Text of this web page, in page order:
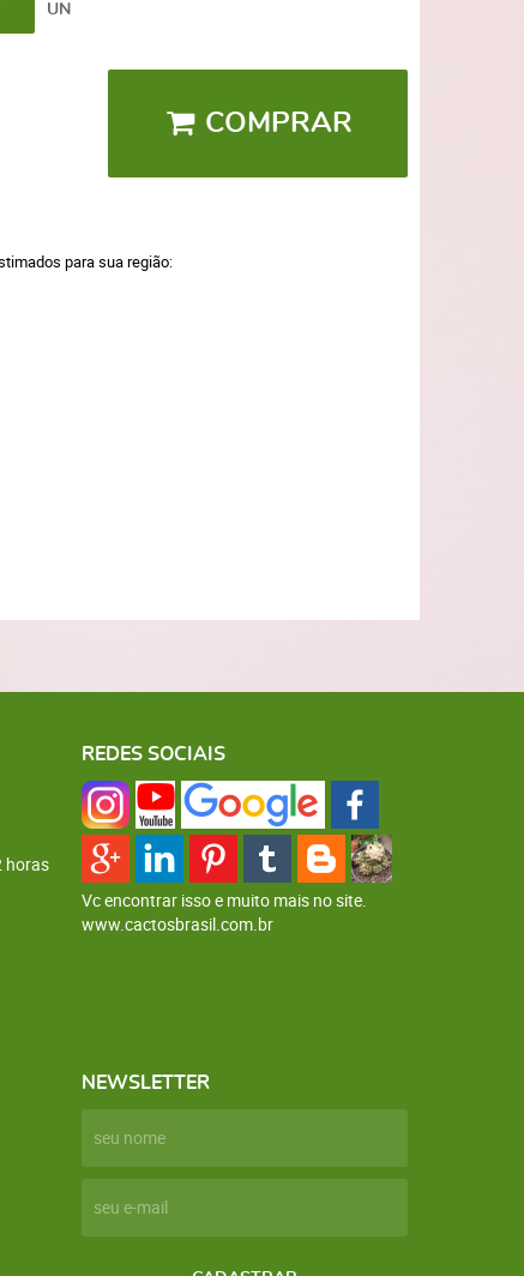
UN
COMPRAR
para sua região:
horas
REDES SOCIAIS
Vc encontrar isso e muito mais no site.
www.cactosbrasil.com.br
NEWSLETTER